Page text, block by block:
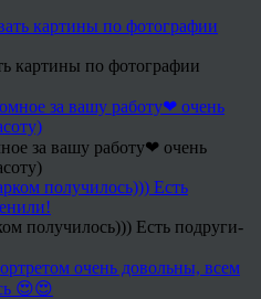
картины по фотографии
за вашу работу❤ очень
получилось))) Есть подруги-